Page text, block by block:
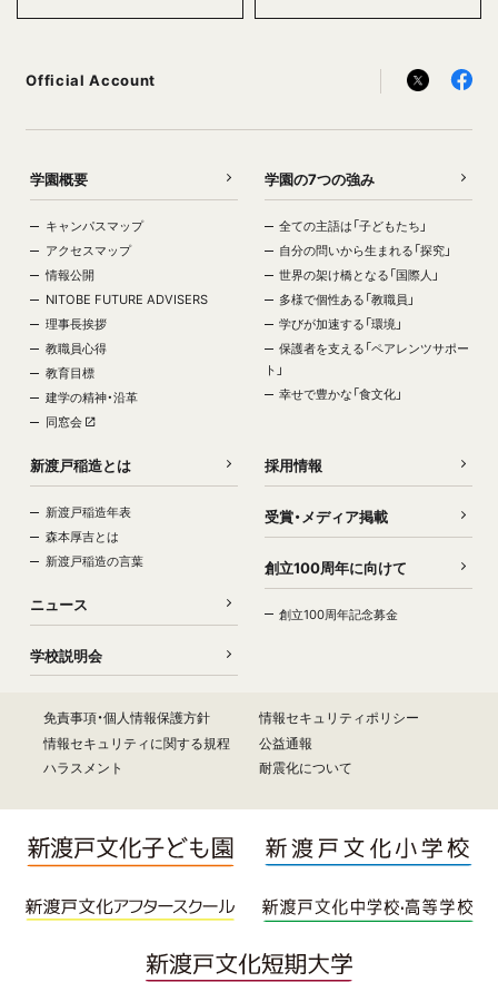
Official Account
学園概要
キャンパスマップ
アクセスマップ
情報公開
NITOBE FUTURE ADVISERS
理事長挨拶
教職員心得
教育目標
建学の精神・沿革
同窓会
学園の7つの強み
全ての主語は「子どもたち」
自分の問いから生まれる「探究」
世界の架け橋となる「国際人」
多様で個性ある「教職員」
学びが加速する「環境」
保護者を支える「ペアレンツサポー
ト」
幸せで豊かな「食文化」
新渡戸稲造とは
新渡戸稲造年表
森本厚吉とは
新渡戸稲造の言葉
ニュース
学校説明会
採用情報
受賞・メディア掲載
創立100周年に向けて
創立100周年記念募金
免責事項・個人情報保護方針
情報セキュリティポリシー
情報セキュリティに関する規程
公益通報
ハラスメント
耐震化について